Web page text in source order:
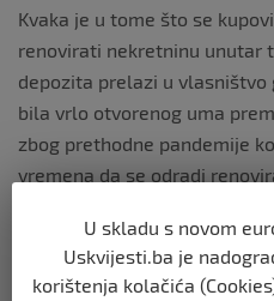
Kvaka je u tome što se
renovirati nekretninu unutar
depozita prelazi u vlasništvo
bila vrlo otvorenog uma
zbog prethodne pandemije
vremena da se odradi
Izvor vijesti:haber.ba
U skladu s novom
Uskvijesti.ba je
korištenja kolačića